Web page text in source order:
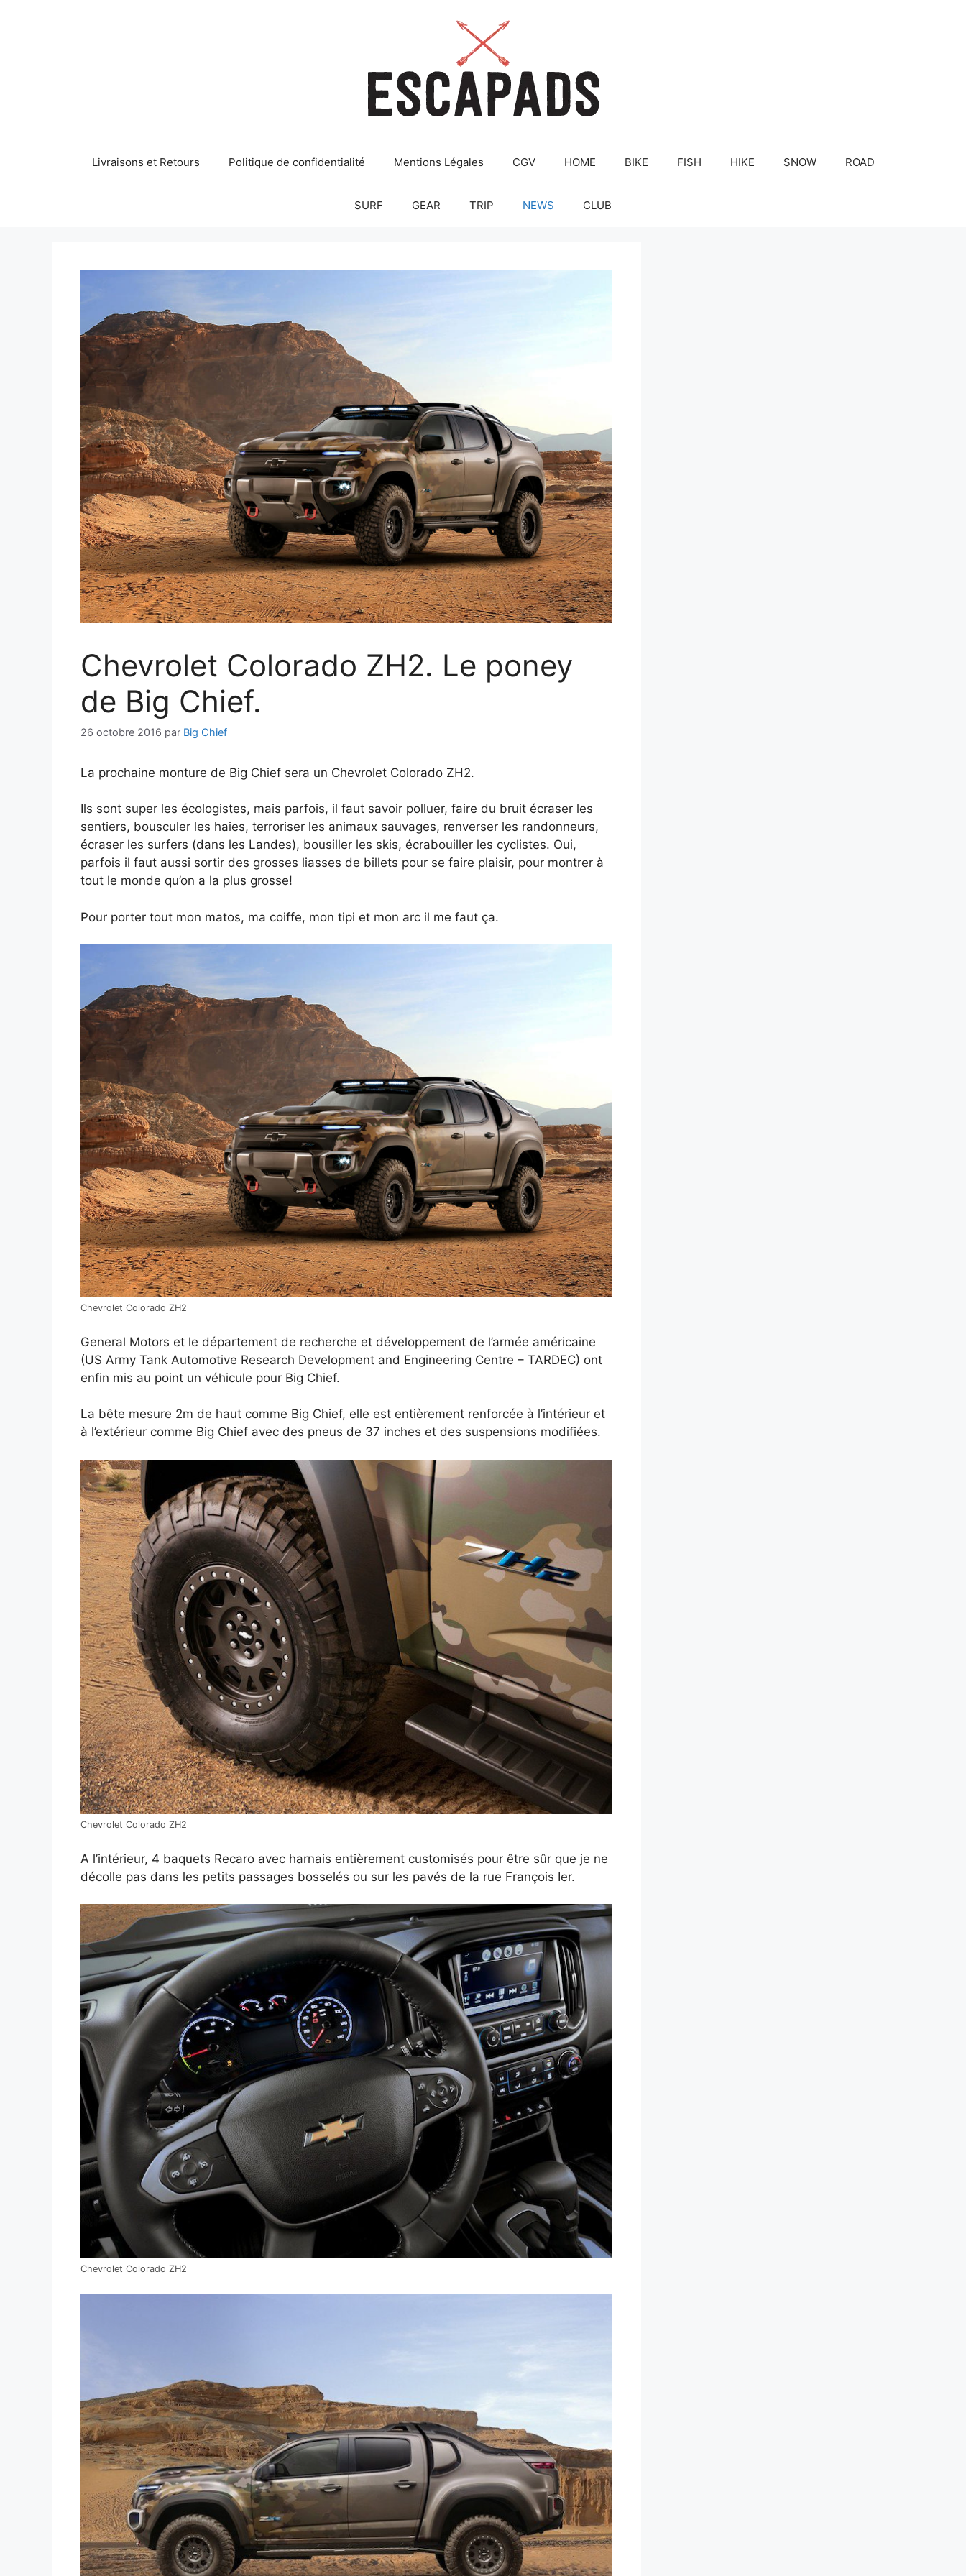
Livraisons et Retours Politique de confidentialité Mentions Légales CGV HOME BIKE FISH HIKE SNOW ROAD
SURF GEAR TRIP NEWS CLUB
Chevrolet Colorado ZH2. Le poney
de Big Chief.
26 octobre 2016 par Big Chief
La prochaine monture de Big Chief sera un Chevrolet Colorado ZH2.
Ils sont super les écologistes, mais parfois, il faut savoir polluer, faire du bruit écraser les
sentiers, bousculer les haies, terroriser les animaux sauvages, renverser les randonneurs,
écraser les surfers (dans les Landes), bousiller les skis, écrabouiller les cyclistes. Oui,
parfois il faut aussi sortir des grosses liasses de billets pour se faire plaisir, pour montrer à
tout le monde qu’on a la plus grosse!
Pour porter tout mon matos, ma coiffe, mon tipi et mon arc il me faut ça.
Chevrolet Colorado ZH2
General Motors et le département de recherche et développement de l’armée américaine
(US Army Tank Automotive Research Development and Engineering Centre – TARDEC) ont
enfin mis au point un véhicule pour Big Chief.
La bête mesure 2m de haut comme Big Chief, elle est entièrement renforcée à l’intérieur et
à l’extérieur comme Big Chief avec des pneus de 37 inches et des suspensions modifiées.
Chevrolet Colorado ZH2
A l’intérieur, 4 baquets Recaro avec harnais entièrement customisés pour être sûr que je ne
décolle pas dans les petits passages bosselés ou sur les pavés de la rue François Ier.
Chevrolet Colorado ZH2